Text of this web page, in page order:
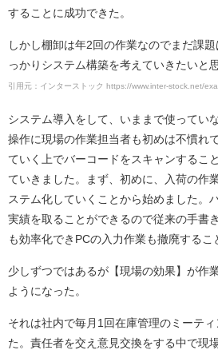
することに成功できた。
しかし棚卸は年2回の作業なのでまだ課
っかりシステム構築を考えていきたいと思
引用元：インターストック https://www.inter-stock.net/
システム導入をして、いままで使ってい
操作に現場の作業担当者も初めは不慣れ
ていく上でバーコードをスキャンするこ
ていきました。まず、初めに、入荷の作
ステム化していくことから始めました。
実績を取ることができるので従来の手書
も効率化できPCの入力作業も撤廃するこ
少しずつではあるが【現場の効果】が作
ようになった。
それは社内で毎月1回在庫管理のミーテ
た。責任者を交え意見交換をする中で現